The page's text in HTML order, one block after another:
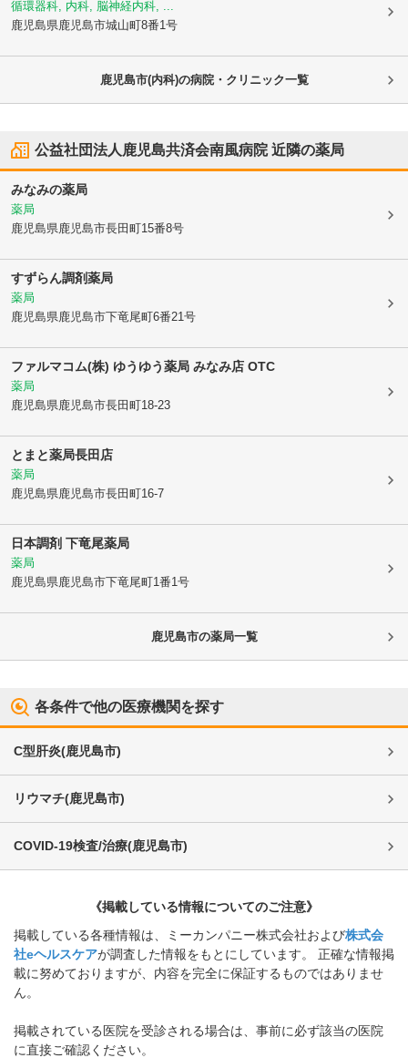
循環器科, 内科, 脳神経内科, ...
鹿児島県鹿児島市城山町8番1号
鹿児島市(内科)の病院・クリニック一覧
公益社団法人鹿児島共済会南風病院近隣の薬局
みなみの薬局
薬局
鹿児島県鹿児島市長田町15番8号
すずらん調剤薬局
薬局
鹿児島県鹿児島市下竜尾町6番21号
ファルマコム(株) ゆうゆう薬局 みなみ店 OTC
薬局
鹿児島県鹿児島市長田町18-23
とまと薬局長田店
薬局
鹿児島県鹿児島市長田町16-7
日本調剤 下竜尾薬局
薬局
鹿児島県鹿児島市下竜尾町1番1号
鹿児島市の薬局一覧
各条件で他の医療機関を探す
C型肝炎(鹿児島市)
リウマチ(鹿児島市)
COVID-19検査/治療(鹿児島市)
《掲載している情報についてのご注意》
掲載している各種情報は、ミーカンパニー株式会社および株式会
社eヘルスケアが調査した情報をもとにしています。 正確な情報掲
載に努めておりますが、内容を完全に保証するものではありませ
ん。
掲載されている医院を受診される場合は、事前に必ず該当の医院
に直接ご確認ください。